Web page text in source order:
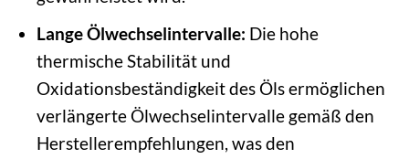
Lange Ölwechselintervalle: Die hohe
thermische Stabilität und
Oxidationsbeständigkeit des Öls ermöglichen
verlängerte Ölwechselintervalle gemäß den
Herstellerempfehlungen, was den